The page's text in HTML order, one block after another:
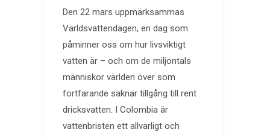
Den 22 mars uppmärksammas
Världsvattendagen, en dag som
påminner oss om hur livsviktigt
vatten är – och om de miljontals
människor världen över som
fortfarande saknar tillgång till rent
dricksvatten. I Colombia är
vattenbristen ett allvarligt och